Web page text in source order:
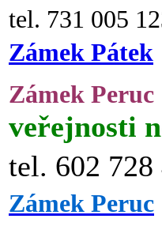
tel. 731 005
Zámek Pátek
Zámek Peruc
veřejnosti
tel. 602 728
Zámek Peruc